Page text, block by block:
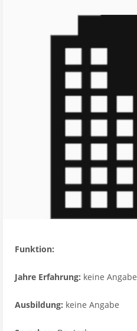
Funktion:
Jahre Erfahrung: keine Angabe
Ausbildung: keine Angabe